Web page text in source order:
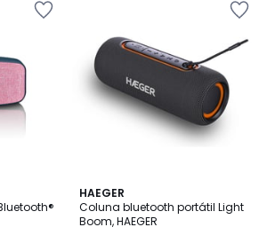
HAEGER
Coluna bluetooth portátil Light
Boom, HAEGER